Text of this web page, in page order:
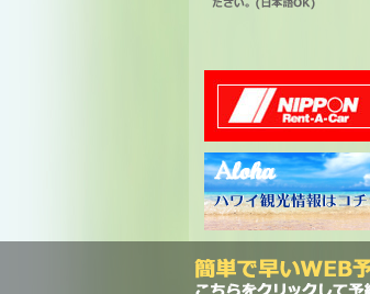
ださい。(日本語OK)
ニッポンレンタカー
ハワイ州観光局